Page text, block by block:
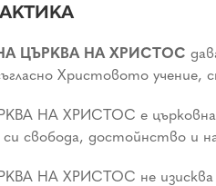
ЦЪРКВА НА ХРИСТОС
Христовото учение,
НА ХРИСТОС е църковна
свобода, достойнство и
НА ХРИСТОС не изисква от